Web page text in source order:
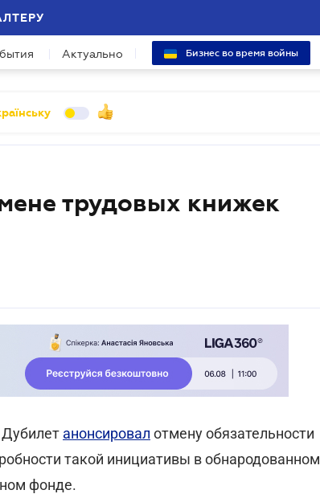
Актуально Бизнес во время войны
трудовых книжек
анонсировал отмену обязательности
такой инициативы в обнародованном
фонде.